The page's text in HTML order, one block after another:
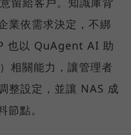
業依需求決定，不綁
也以 QuAgent AI 助
相關能力，讓管理者
整設定，並讓 NAS 成
點。